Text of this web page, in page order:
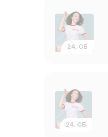
24, СБ
24, СБ